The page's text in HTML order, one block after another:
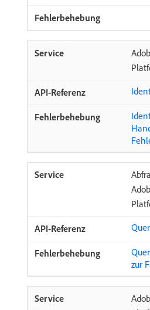
zur